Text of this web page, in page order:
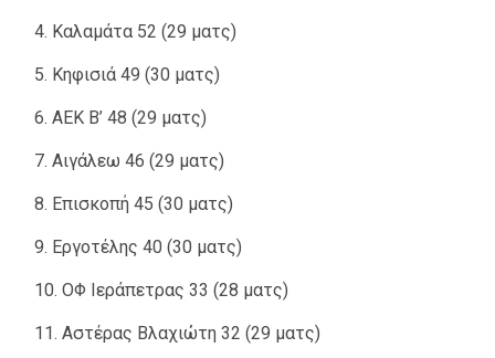
4. Καλαμάτα 52 (29 ματς)
5. Κηφισιά 49 (30 ματς)
6. ΑΕΚ Β’ 48 (29 ματς)
7. Αιγάλεω 46 (29 ματς)
8. Επισκοπή 45 (30 ματς)
9. Εργοτέλης 40 (30 ματς)
10. ΟΦ Ιεράπετρας 33 (28 ματς)
11. Αστέρας Βλαχιώτη 32 (29 ματς)